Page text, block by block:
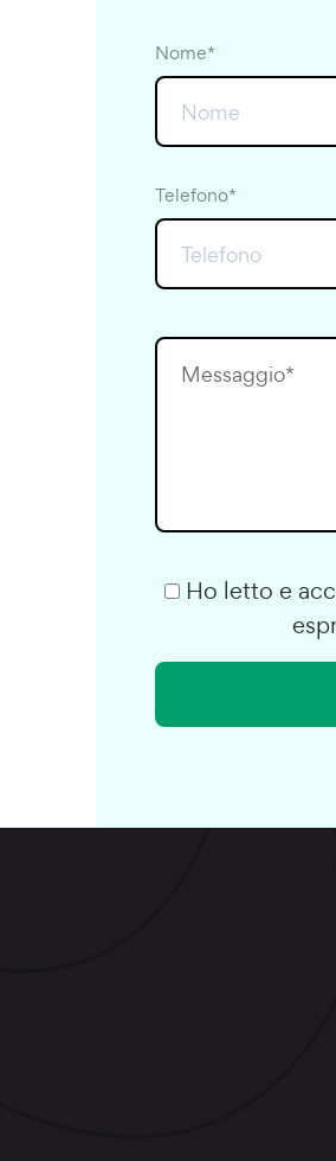
Nome*
Telefono*
Ho letto e